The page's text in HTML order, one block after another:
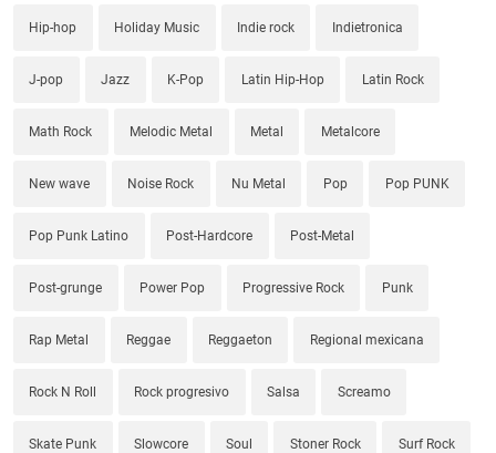
Hip-hop Holiday Music Indie rock Indietronica
J-pop Jazz K-Pop Latin Hip-Hop Latin Rock
Math Rock Melodic Metal Metal Metalcore
New wave Noise Rock Nu Metal Pop Pop PUNK
Pop Punk Latino Post-Hardcore Post-Metal
Post-grunge Power Pop Progressive Rock Punk
Rap Metal Reggae Reggaeton Regional mexicana
Rock N Roll Rock progresivo Salsa Screamo
Skate Punk Slowcore Soul Stoner Rock Surf Rock